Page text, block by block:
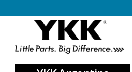
content